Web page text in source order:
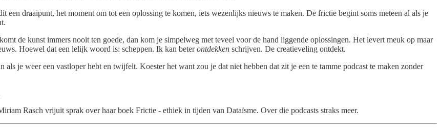
draaipunt, het moment om tot een oplossing te komen, iets wezenlijks nieuws te maken. De frictie begint soms meteen al als je
de kunst immers nooit ten goede, dan kom je simpelweg met teveel voor de hand liggende oplossingen. Het levert meuk op maar
Hoewel dat een lelijk woord is: scheppen. Ik kan beterontdekken schrijven. De creatieveling ontdekt.
je weer een vastloper hebt en twijfelt. Koester het want zou je dat niet hebben dat zit je een te tamme podcast te maken zonder
Rasch vrijuit sprak over haar boek Frictie - ethiek in tijden van Dataïsme. Over die podcasts straks meer.